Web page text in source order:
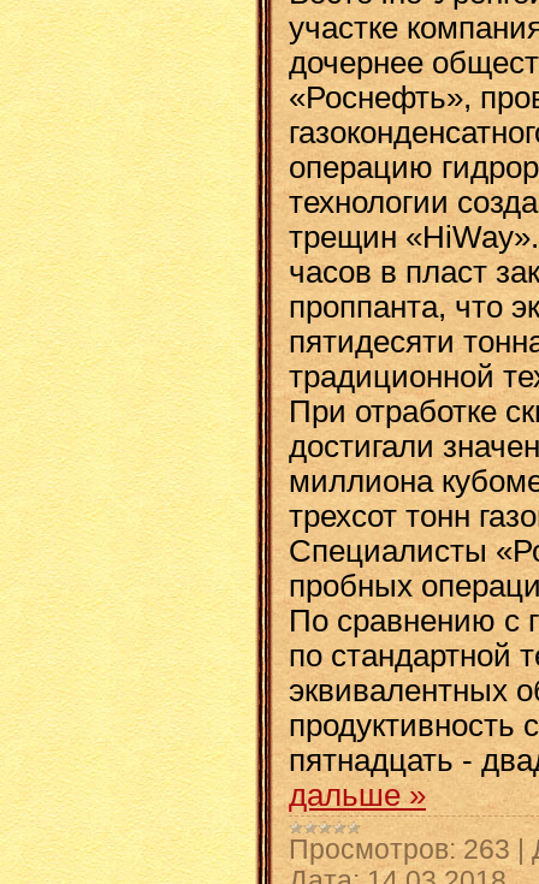
участке
дочернее
«Роснефть»,
операцию
технологии
трещин
часов в пласт
проппанта, что
пятидесяти
традиционной
При отработке
достигали
миллиона
трехсот тонн
Специалисты
пробных
По сравнению с
по стандартной
эквивалентных
продуктивность
пятнадцать -
дальше »
Просмотров: 263